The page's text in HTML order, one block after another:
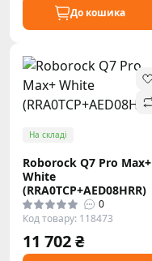
До кошика
На складі
Roborock Q7 Pro Max+
White
(RRA0TCP+AED08HRR)
0
Код товару: 118473
11 702 ₴